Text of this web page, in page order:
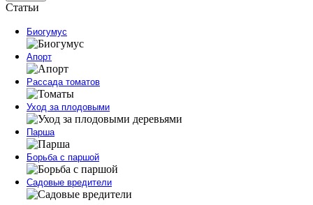
Статьи
Биогумус
Апорт
Рассада томатов
Уход за плодовыми
Парша
Борьба с паршой
Садовые вредители